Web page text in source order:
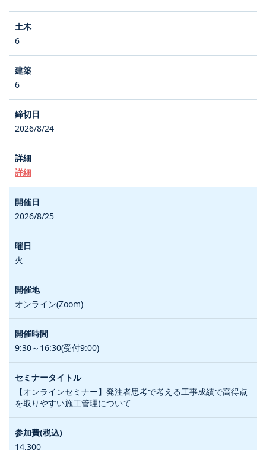
6
6
2026/8/24
詳細
2026/8/25
火
オンライン(Zoom)
9:30～16:30(受付9:00)
【オンラインセミナー】発注者思考で考える工事成績で高得点
を取りやすい施工管理について
14,300